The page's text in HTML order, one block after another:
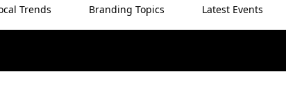
Trends Branding Topics Latest Events